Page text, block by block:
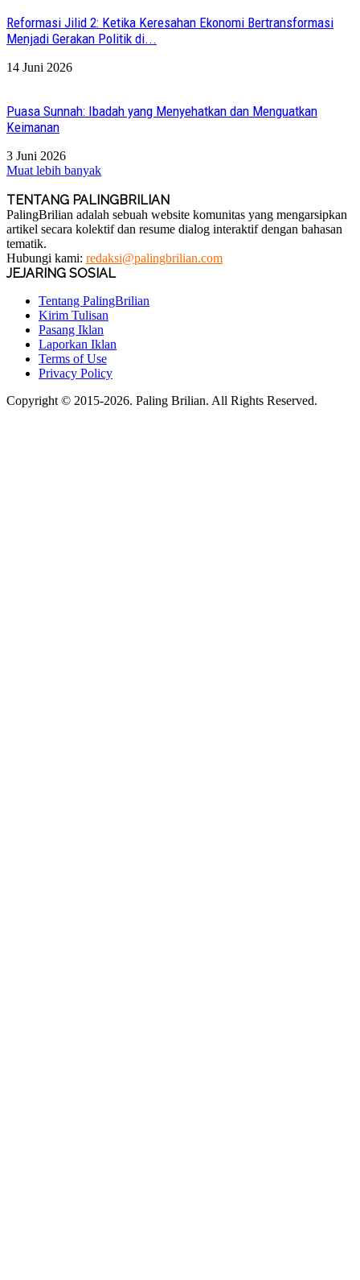
Reformasi Jilid 2: Ketika Keresahan Ekonomi Bertransformasi
Menjadi Gerakan Politik di...
14 Juni 2026
Puasa Sunnah: Ibadah yang Menyehatkan dan Menguatkan
Keimanan
3 Juni 2026
Muat lebih banyak
TENTANG PALINGBRILIAN
PalingBrilian adalah sebuah website komunitas yang mengarsipkan
artikel secara kolektif dan resume dialog interaktif dengan bahasan
tematik.
Hubungi kami: redaksi@palingbrilian.com
JEJARING SOSIAL
Tentang PalingBrilian
Kirim Tulisan
Pasang Iklan
Laporkan Iklan
Terms of Use
Privacy Policy
Copyright © 2015-2026. Paling Brilian. All Rights Reserved.